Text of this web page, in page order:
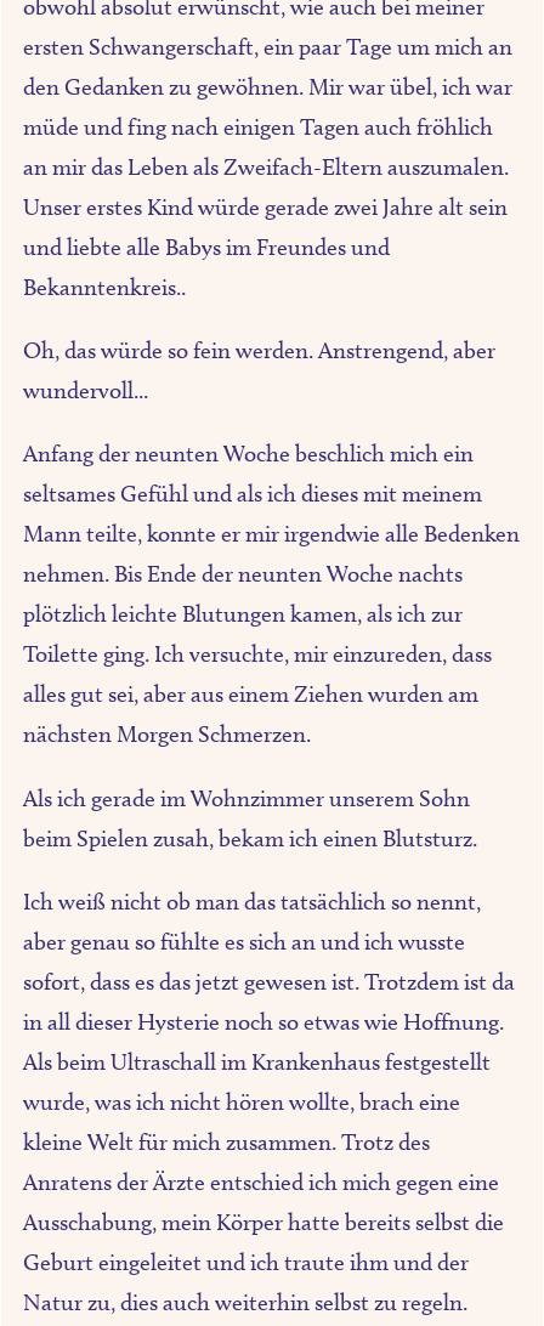
obwohl absolut erwünscht, wie auch bei meiner
ersten Schwangerschaft, ein paar Tage um mich an
den Gedanken zu gewöhnen. Mir war übel, ich war
müde und fing nach einigen Tagen auch fröhlich
an mir das Leben als Zweifach-Eltern auszumalen.
Unser erstes Kind würde gerade zwei Jahre alt sein
und liebte alle Babys im Freundes und
Bekanntenkreis..
Oh, das würde so fein werden. Anstrengend, aber
wundervoll...
Anfang der neunten Woche beschlich mich ein
seltsames Gefühl und als ich dieses mit meinem
Mann teilte, konnte er mir irgendwie alle Bedenken
nehmen. Bis Ende der neunten Woche nachts
plötzlich leichte Blutungen kamen, als ich zur
Toilette ging. Ich versuchte, mir einzureden, dass
alles gut sei, aber aus einem Ziehen wurden am
nächsten Morgen Schmerzen.
Als ich gerade im Wohnzimmer unserem Sohn
beim Spielen zusah, bekam ich einen Blutsturz.
Ich weiß nicht ob man das tatsächlich so nennt,
aber genau so fühlte es sich an und ich wusste
sofort, dass es das jetzt gewesen ist. Trotzdem ist da
in all dieser Hysterie noch so etwas wie Hoffnung.
Als beim Ultraschall im Krankenhaus festgestellt
wurde, was ich nicht hören wollte, brach eine
kleine Welt für mich zusammen. Trotz des
Anratens der Ärzte entschied ich mich gegen eine
Ausschabung, mein Körper hatte bereits selbst die
Geburt eingeleitet und ich traute ihm und der
Natur zu, dies auch weiterhin selbst zu regeln.